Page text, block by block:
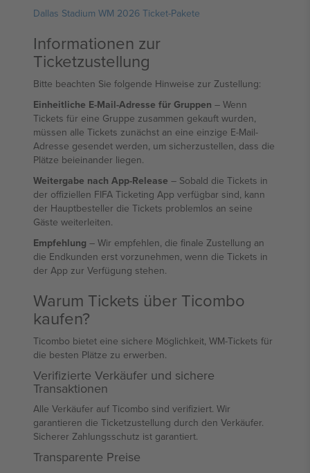
Dallas Stadium WM 2026 Ticket-Pakete
Informationen zur
Ticketzustellung
Bitte beachten Sie folgende Hinweise zur Zustellung:
Einheitliche E-Mail-Adresse für Gruppen – Wenn
Tickets für eine Gruppe zusammen gekauft wurden,
müssen alle Tickets zunächst an eine einzige E-Mail-
Adresse gesendet werden, um sicherzustellen, dass die
Plätze beieinander liegen.
Weitergabe nach App-Release – Sobald die Tickets in
der offiziellen FIFA Ticketing App verfügbar sind, kann
der Hauptbesteller die Tickets problemlos an seine
Gäste weiterleiten.
Empfehlung – Wir empfehlen, die finale Zustellung an
die Endkunden erst vorzunehmen, wenn die Tickets in
der App zur Verfügung stehen.
Warum Tickets über Ticombo
kaufen?
Ticombo bietet eine sichere Möglichkeit, WM-Tickets für
die besten Plätze zu erwerben.
Verifizierte Verkäufer und sichere
Transaktionen
Alle Verkäufer auf Ticombo sind verifiziert. Wir
garantieren die Ticketzustellung durch den Verkäufer.
Sicherer Zahlungsschutz ist garantiert.
Transparente Preise